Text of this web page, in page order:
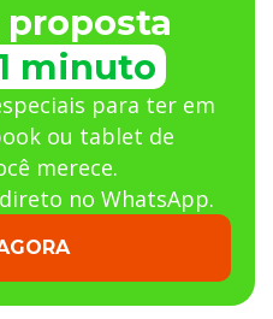
proposta
minuto
para ter em
ou tablet de
merece.
no WhatsApp.